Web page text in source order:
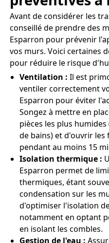
Avant de considérer les
conseillé de prendre des
Esparron pour prévenir
vos murs. Voici certaines
pour réduire le risque
Ventilation : Il est
ventiler correctement
Esparron pour éviter
Songez à mettre en
pièces les plus
de bains) et d'ouvrir
pendant au moins 15
Isolation thermique :
Esparron permet de
thermiques, étant
condensation sur les
d'optimiser l'isolation
notamment en optant
en isolant les combles.
Gestion de l'eau :